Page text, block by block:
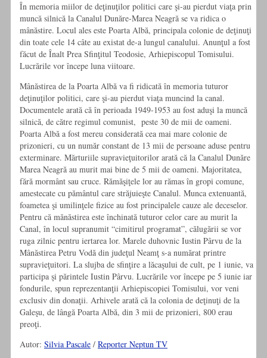
În memoria miilor de deţinuţilor politici care şi-au pierdut viaţa prin
muncă silnică la Canalul Dunăre-Marea Neagră se va ridica o
mânăstire. Locul ales este Poarta Albă, principala colonie de deţinuţi
din toate cele 14 câte au existat de-a lungul canalului. Anunţul a fost
făcut de Înalt Prea Sfinţitul Teodosie, Arhiepiscopul Tomisului.
Lucrările vor începe luna viitoare.
Mânăstirea de la Poarta Albă va fi ridicată în memoria tuturor
deţinuţilor politici, care şi-au pierdut viaţa muncind la canal.
Documentele arată că în perioada 1949-1953 au fost aduşi la muncă
silnică, de către regimul comunist, peste 30 de mii de oameni.
Poarta Albă a fost mereu considerată cea mai mare colonie de
prizonieri, cu un număr constant de 13 mii de persoane aduse pentru
exterminare. Mărturiile supravieţuitorilor arată că la Canalul Dunăre
Marea Neagră au murit mai bine de 5 mii de oameni. Majoritatea,
fără mormânt sau cruce. Rămăşiţele lor au rămas în gropi comune,
amestecate cu pământul care străjuieşte Canalul. Munca extenuantă,
foametea şi umilinţele fizice au fost principalele cauze ale deceselor.
Pentru că mănăstirea este închinată tuturor celor care au murit la
Canal, în locul supranumit “cimitirul programat”, călugării se vor
ruga zilnic pentru iertarea lor. Marele duhovnic Iustin Pârvu de la
Mânăstirea Petru Vodă din judeţul Neamţ s-a numărat printre
supravieţuitori. La slujba de sfinţire a lăcaşului de cult, pe 1 iunie, va
participa şi părintele Iustin Pârvu. Lucrările vor începe pe 5 iunie iar
fondurile, spun reprezentanţii Arhiepiscopiei Tomisului, vor veni
exclusiv din donaţii. Arhivele arată că la colonia de deţinuţi de la
Galeşu, de lângă Poarta Albă, din 3 mii de prizonieri, 800 erau
preoţi.
Autor: Silvia Pascale / Reporter Neptun TV